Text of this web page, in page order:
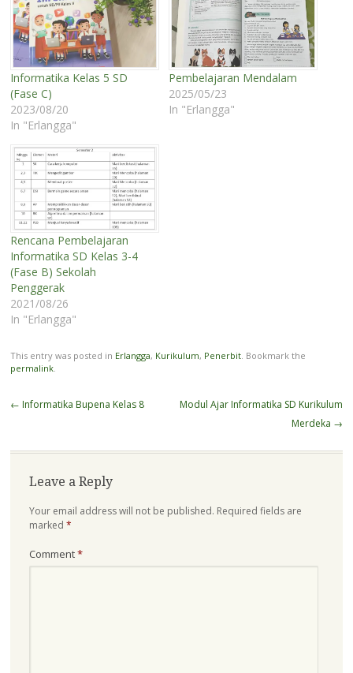
Informatika Kelas 5 SD
(Fase C)
2023/08/20
In "Erlangga"
Pembelajaran Mendalam
2025/05/23
In "Erlangga"
Rencana Pembelajaran
Informatika SD Kelas 3-4
(Fase B) Sekolah
Penggerak
2021/08/26
In "Erlangga"
This entry was posted in Erlangga, Kurikulum, Penerbit. Bookmark the
permalink.
Post
← Informatika Bupena Kelas 8
Modul Ajar Informatika SD Kurikulum
Merdeka →
Leave a Reply
Your email address will not be published. Required fields are
marked *
Comment*